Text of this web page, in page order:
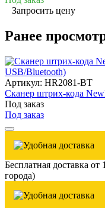
Запросить цену
Ранее
Артикул: HR2081-BT
Сканер штрих-кода
Под заказ
Под заказ
Бесплатная доставка
города)